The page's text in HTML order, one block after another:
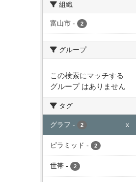
組織
富山市 - 2
グループ
この検索にマッチする
グループ はありません
タグ
グラフ - 2 x
ピラミッド - 2
世帯 - 2